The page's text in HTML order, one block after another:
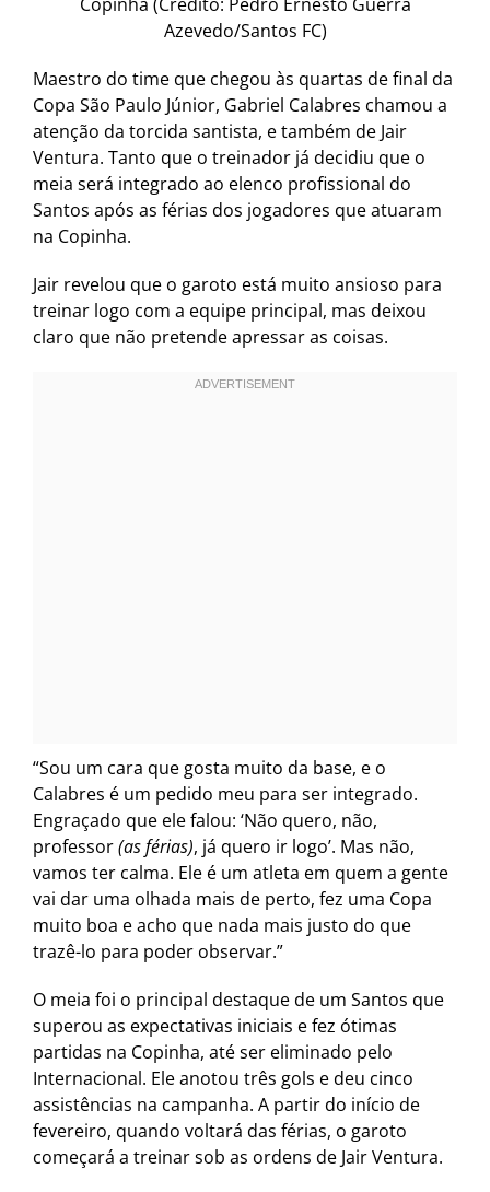
Copinha (Crédito: Pedro Ernesto Guerra
Azevedo/Santos FC)
Maestro do time que chegou às quartas de final da
Copa São Paulo Júnior, Gabriel Calabres chamou a
atenção da torcida santista, e também de Jair
Ventura. Tanto que o treinador já decidiu que o
meia será integrado ao elenco profissional do
Santos após as férias dos jogadores que atuaram
na Copinha.
Jair revelou que o garoto está muito ansioso para
treinar logo com a equipe principal, mas deixou
claro que não pretende apressar as coisas.
“Sou um cara que gosta muito da base, e o
Calabres é um pedido meu para ser integrado.
Engraçado que ele falou: ‘Não quero, não,
professor(as férias), já quero ir logo’. Mas não,
vamos ter calma. Ele é um atleta em quem a gente
vai dar uma olhada mais de perto, fez uma Copa
muito boa e acho que nada mais justo do que
trazê-lo para poder observar.”
O meia foi o principal destaque de um Santos que
superou as expectativas iniciais e fez ótimas
partidas na Copinha, até ser eliminado pelo
Internacional. Ele anotou três gols e deu cinco
assistências na campanha. A partir do início de
fevereiro, quando voltará das férias, o garoto
começará a treinar sob as ordens de Jair Ventura.